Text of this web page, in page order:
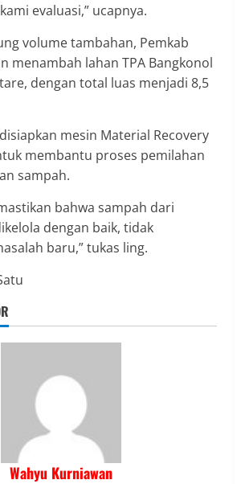
evaluasi,” ucapnya.
volume tambahan, Pemkab
menambah lahan TPA Bangkonol
dengan total luas menjadi 8,5
mesin Material Recovery
membantu proses pemilahan
sampah.
bahwa sampah dari
dengan baik, tidak
baru,” tukas ling.
Wahyu Kurniawan